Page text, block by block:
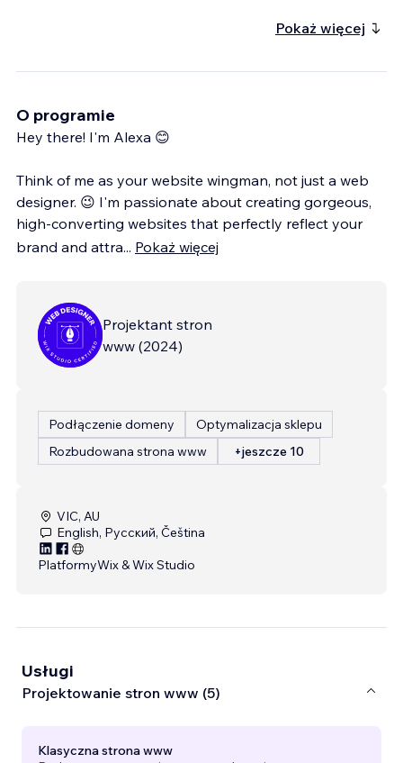
Pokaż więcej
O programie
Hey there! I'm Alexa 😊
Think of me as your website wingman, not just a web
designer. 😉 I'm passionate about creating gorgeous,
high-converting websites that perfectly reflect your
brand and attra... Pokaż więcej
Projektant stron
www (2024)
Podłączenie domeny
Optymalizacja sklepu
Rozbudowana strona www
+jeszcze 10
VIC, AU
English, Русский, Čeština
PlatformyWix & Wix Studio
Usługi
Projektowanie stron www (5)
Klasyczna strona www